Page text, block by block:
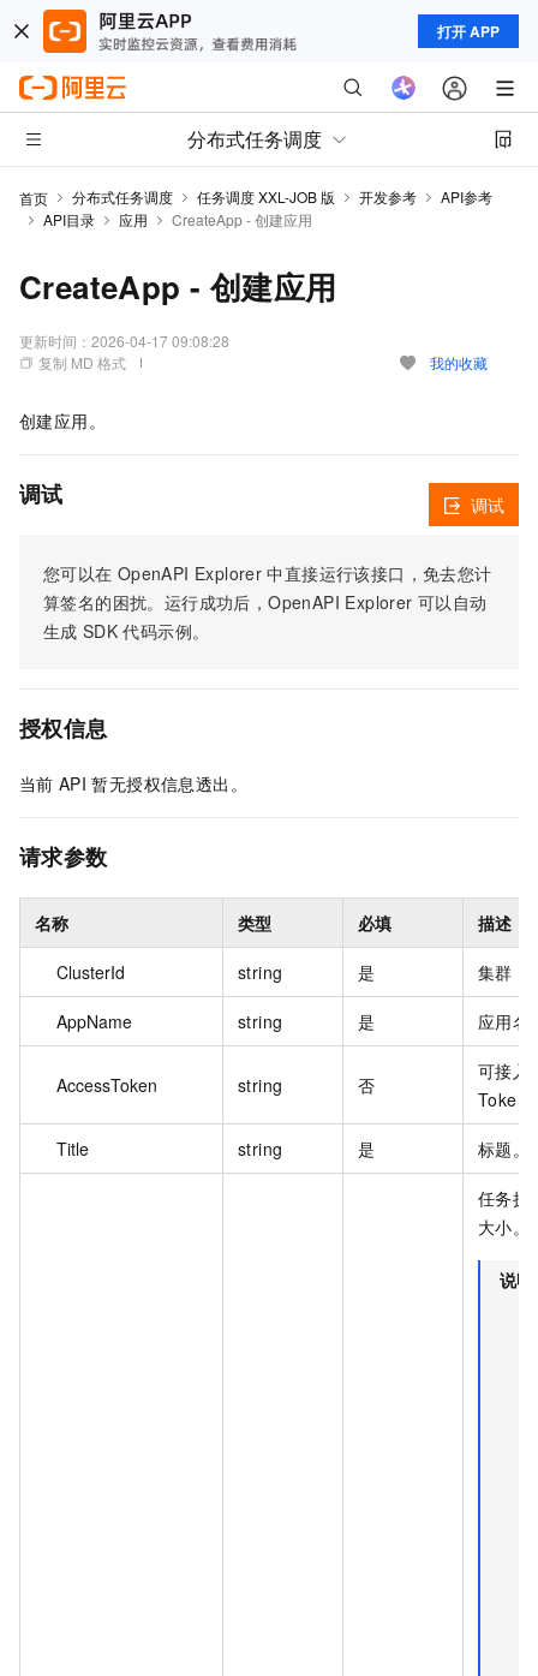
打开 APP
分布式任务调度
首页 分布式任务调度 任务调度 XXL-JOB 版 开发参考
API参考
API目录
应用 CreateApp - 创建应用
CreateApp - 创建应用
更新时间： 2026-04-17 09:08:28
复制 MD 格式
我的收藏
创建应用。
调试
您可以在 OpenAPI Explorer 中直接运行该接口，免去您计
算签名的困扰。运行成功后，OpenAPI Explorer 可以自动
生成 SDK 代码示例。
调试
授权信息
当前 API 暂无授权信息透出。
请求参数
名称 类型 必填 描述
ClusterId string 是 集群
AppName string 是 应用名
AccessToken string 否
可接入
Token
Title string 是 标题。
任务执
大小。
说明